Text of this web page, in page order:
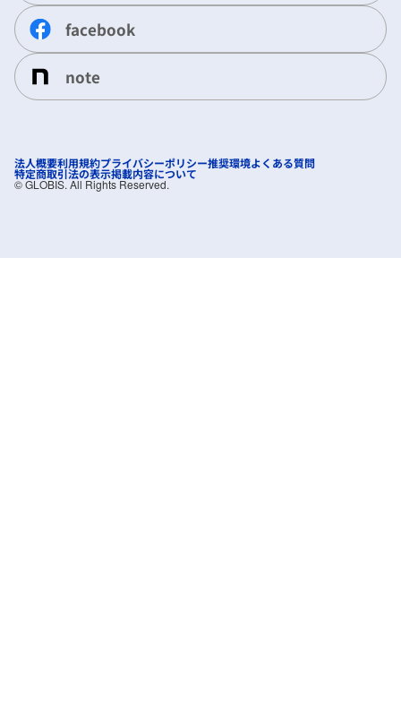
facebook
note
法人概要利用規約プライバシーポリシー推奨環境よくある質問
特定商取引法の表示掲載内容について
©︎ GLOBIS. All Rights Reserved.